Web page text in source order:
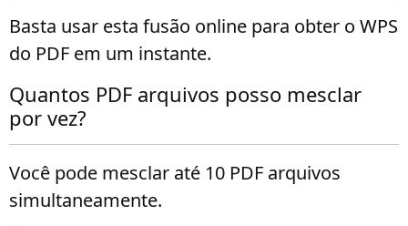
Basta usar esta fusão online para obter o WPS
do PDF em um instante.
Quantos PDF arquivos posso mesclar
por vez?
Você pode mesclar até 10 PDF arquivos
simultaneamente.